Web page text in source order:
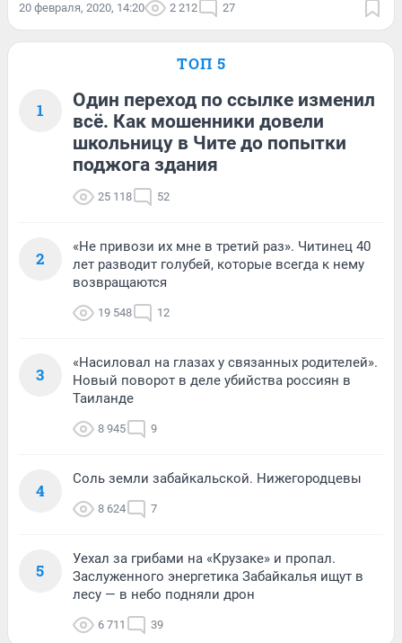
20 февраля, 2020, 14:20 2 212 27
ТОП 5
1
Один переход по ссылке изменил
всё. Как мошенники довели
школьницу в Чите до попытки
поджога здания
25 118 52
2
«Не привози их мне в третий раз». Читинец 40
лет разводит голубей, которые всегда к нему
возвращаются
19 548 12
3
«Насиловал на глазах у связанных родителей».
Новый поворот в деле убийства россиян в
Таиланде
8 945 9
4
Соль земли забайкальской. Нижегородцевы
8 624 7
5
Уехал за грибами на «Крузаке» и пропал.
Заслуженного энергетика Забайкалья ищут в
лесу — в небо подняли дрон
6 711 39